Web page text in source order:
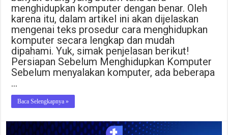
menghidupkan komputer dengan benar. Oleh
karena itu, dalam artikel ini akan dijelaskan
mengenai teks prosedur cara menghidupkan
komputer secara lengkap dan mudah
dipahami. Yuk, simak penjelasan berikut!
Persiapan Sebelum Menghidupkan Komputer
Sebelum menyalakan komputer, ada beberapa
…
Baca Selengkapnya »